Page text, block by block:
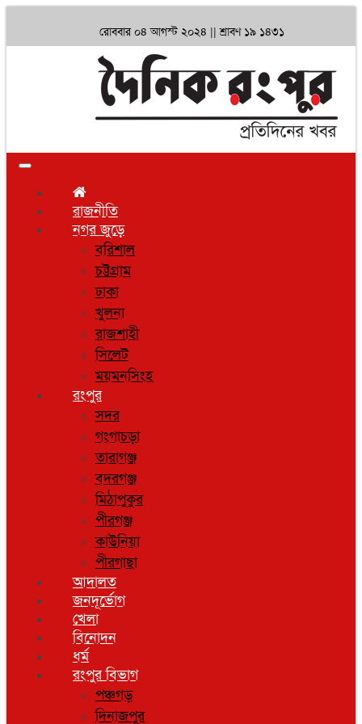
রোববার ০৪ আগস্ট ২০২৪ || শ্রাবণ ১৯ ১৪৩১
Toggle
রাজনীতি
নগর জুড়ে
বরিশাল
চট্টগ্রাম
ঢাকা
খুলনা
রাজশাহী
সিলেট
ময়মনসিংহ
রংপুর
সদর
গংগাচড়া
তারাগঞ্জ
বদরগঞ্জ
মিঠাপুকুর
পীরগঞ্জ
কাউনিয়া
পীরগাছা
আদালত
জনদূর্ভোগ
খেলা
বিনোদন
ধর্ম
রংপুর বিভাগ
পঞ্চগড়
দিনাজপুর